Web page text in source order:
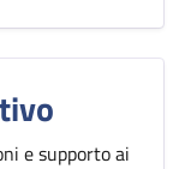
e supporto ai